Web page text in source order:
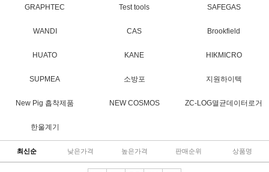
GRAPHTEC Test tools SAFEGAS
WANDI CAS Brookfield
HUATO KANE HIKMICRO
SUPMEA 소방포 지원하이텍
New Pig 흡착제품 NEW COSMOS ZC-LOG멸균데이터로거
한울계기
최신순 낮은가격 높은가격 판매순위 상품명